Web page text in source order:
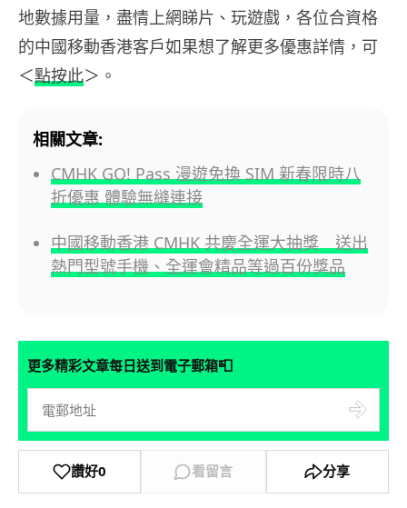
地數據用量，盡情上網睇片、玩遊戲，各位合資格
的中國移動香港客戶如果想了解更多優惠詳情，可
＜點按此＞。
相關文章:
CMHK GO! Pass 漫遊免換 SIM 新春限時八
折優惠 體驗無縫連接
中國移動香港 CMHK 共慶全運大抽獎 送出
熱門型號手機、全運會精品等過百份獎品
更多精彩文章每日送到電子郵箱📮
讚好0 看留言 分享